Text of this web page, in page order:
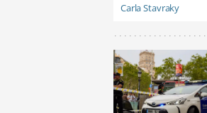
Carla Stavraky